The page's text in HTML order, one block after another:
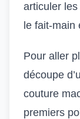
articuler les
le fait-main
Pour aller
découpe
couture
premiers